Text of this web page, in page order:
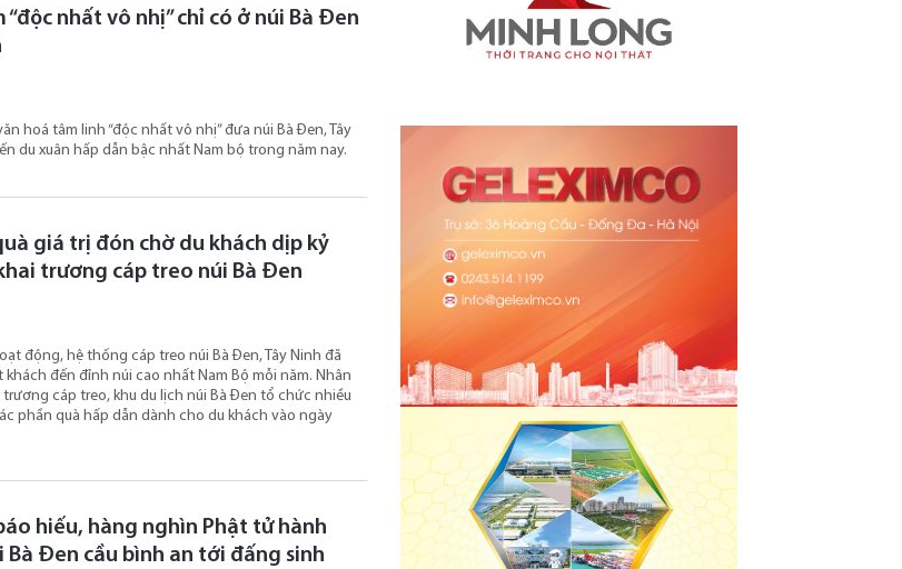
nhất vô nhị” chỉ có ở núi Bà Đen
hoá tâm linh “độc nhất vô nhị” đưa núi Bà Đen, Tây
du xuân hấp dẫn bậc nhất Nam bộ trong năm nay.
giá trị đón chờ du khách dịp kỷ
trương cáp treo núi Bà Đen
động, hệ thống cáp treo núi Bà Đen, Tây Ninh đã
đến đỉnh núi cao nhất Nam Bộ mỗi năm. Nhân
trương cáp treo, khu du lịch núi Bà Đen tổ chức nhiều
phần quà hấp dẫn dành cho du khách vào ngày
hiếu, hàng nghìn Phật tử hành
Bà Đen cầu bình an tới đấng sinh